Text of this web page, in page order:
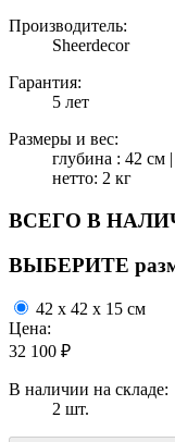
Производитель:
Sheerdecor
Гарантия:
5 лет
Размеры и вес:
глубина : 42 см
нетто: 2 кг
ВСЕГО В
ВЫБЕРИТЕ
42 x 42 x 15 см
Цена:
32 100 ₽
В наличии на складе:
2 шт.